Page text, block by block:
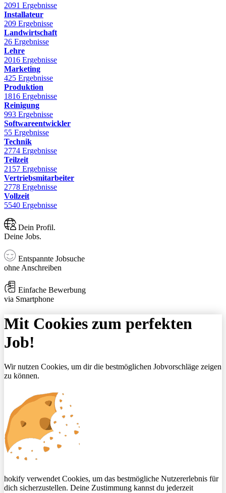
2091 Ergebnisse
Installateur
209 Ergebnisse
Landwirtschaft
26 Ergebnisse
Lehre
2016 Ergebnisse
Marketing
425 Ergebnisse
Produktion
1816 Ergebnisse
Reinigung
993 Ergebnisse
Softwareentwickler
55 Ergebnisse
Technik
2774 Ergebnisse
Teilzeit
2157 Ergebnisse
Vertriebsmitarbeiter
2778 Ergebnisse
Vollzeit
5540 Ergebnisse
Dein Profil.
Deine Jobs.
Entspannte Jobsuche
ohne Anschreiben
Einfache Bewerbung
via Smartphone
Mit Cookies zum perfekten
Job!
Wir nutzen Cookies, um dir die bestmöglichen Jobvorschläge zeigen
zu können.
hokify verwendet Cookies, um das bestmögliche Nutzererlebnis für
dich sicherzustellen. Deine Zustimmung kannst du jederzeit